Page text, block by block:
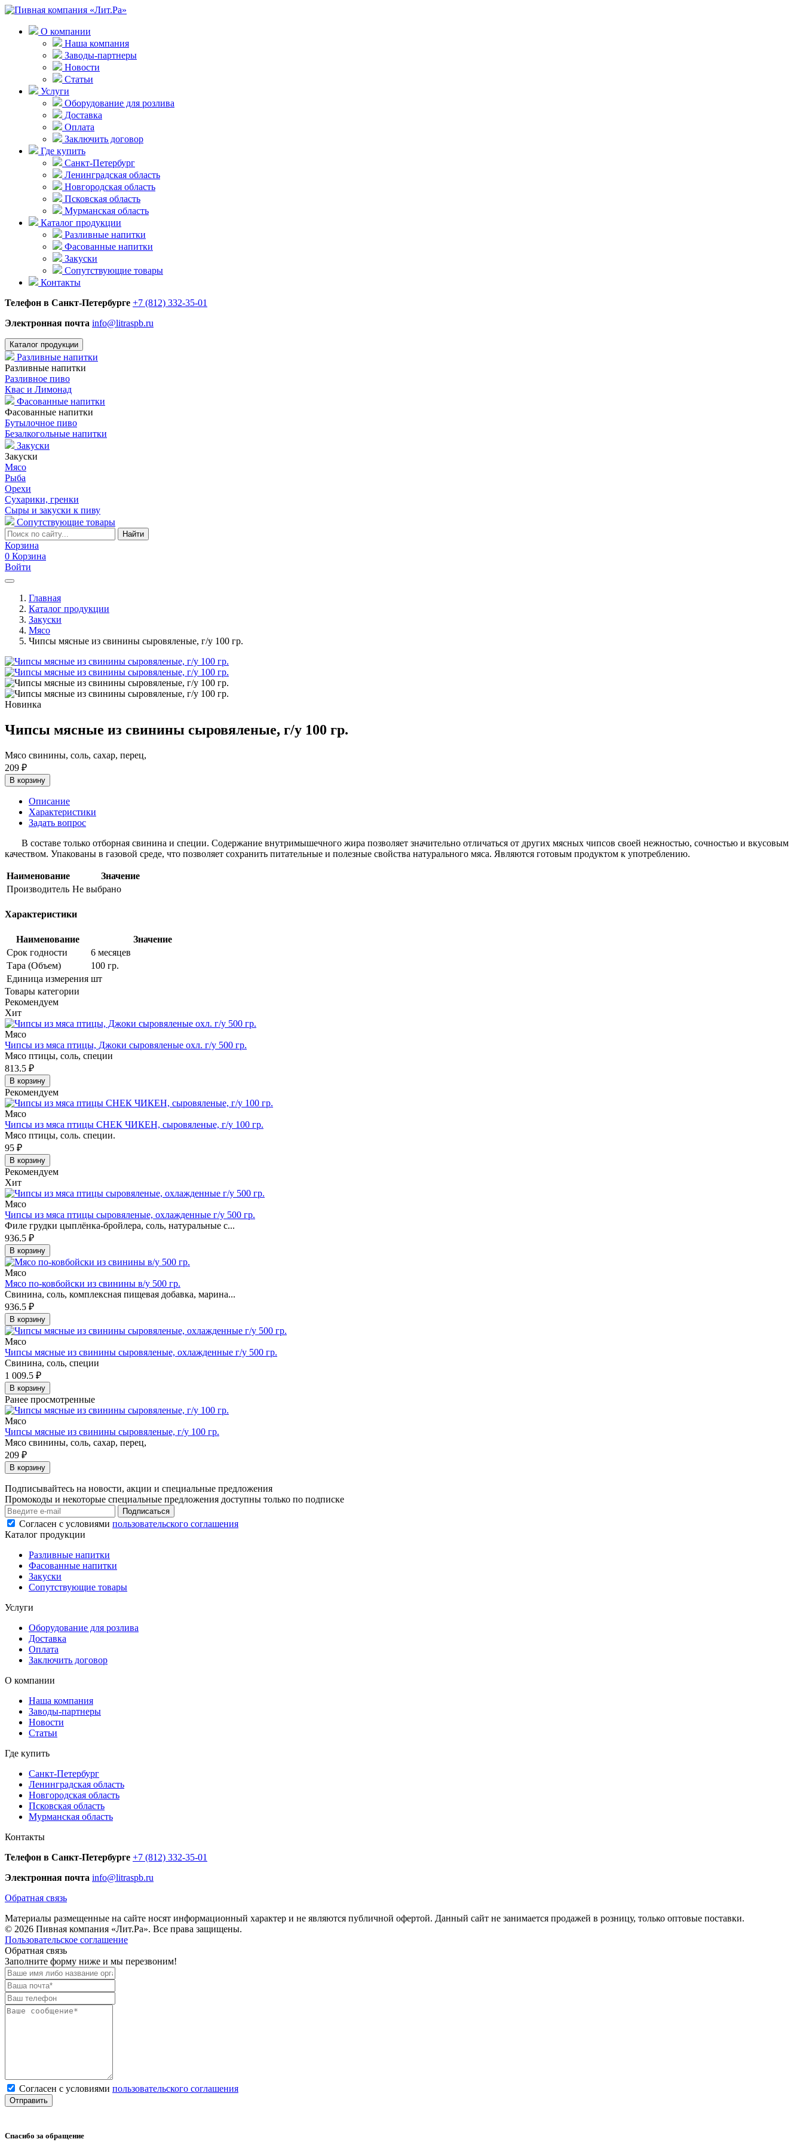
О компании
Наша компания
Заводы-партнеры
Новости
Статьи
Услуги
Оборудование для розлива
Доставка
Оплата
Заключить договор
Где купить
Санкт-Петербург
Ленинградская область
Новгородская область
Псковская область
Мурманская область
Каталог продукции
Разливные напитки
Фасованные напитки
Закуски
Сопутствующие товары
Контакты
Телефон в Санкт-Петербурге +7 (812) 332-35-01
Электронная почта info@litraspb.ru
Каталог продукции
Разливные напитки
Разливные напитки
Разливное пиво
Квас и Лимонад
Фасованные напитки
Фасованные напитки
Бутылочное пиво
Безалкогольные напитки
Закуски
Закуски
Мясо
Рыба
Орехи
Сухарики, гренки
Сыры и закуски к пиву
Сопутствующие товары
Найти
Корзина
0 Корзина
Войти
Главная
Каталог продукции
Закуски
Мясо
Чипсы мясные из свинины сыровяленые, г/у 100 гр.
Новинка
Чипсы мясные из свинины сыровяленые, г/у 100 гр.
Мясо свинины, соль, сахар, перец,
209 ₽
В корзину
Описание
Характеристики
Задать вопрос
В составе только отборная свинина и специи. Содержание внутримышечного жира позволяет значительно отличаться от других мясных чипсов своей нежностью, сочностью и вкусовым
качеством. Упакованы в газовой среде, что позволяет сохранить питательные и полезные свойства натурального мяса. Являются готовым продуктом к употреблению.
Наименование
Значение
Производитель Не выбрано
Характеристики
Наименование
Значение
Срок годности
6 месяцев
Тара (Объем)
100 гр.
Единица измерения шт
Товары категории
Рекомендуем
Хит
Мясо
Чипсы из мяса птицы, Джоки сыровяленые охл. г/у 500 гр.
Мясо птицы, соль, специи
813.5 ₽
В корзину
Рекомендуем
Мясо
Чипсы из мяса птицы СНЕК ЧИКЕН, сыровяленые, г/у 100 гр.
Мясо птицы, соль. специи.
95 ₽
В корзину
Рекомендуем
Хит
Мясо
Чипсы из мяса птицы сыровяленые, охлажденные г/у 500 гр.
Филе грудки цыплёнка-бройлера, соль, натуральные с...
936.5 ₽
В корзину
Мясо
Мясо по-ковбойски из свинины в/у 500 гр.
Свинина, соль, комплексная пищевая добавка, марина...
936.5 ₽
В корзину
Мясо
Чипсы мясные из свинины сыровяленые, охлажденные г/у 500 гр.
Свинина, соль, специи
1 009.5 ₽
В корзину
Ранее просмотренные
Мясо
Чипсы мясные из свинины сыровяленые, г/у 100 гр.
Мясо свинины, соль, сахар, перец,
209 ₽
В корзину
Подписывайтесь на новости, акции и специальные предложения
Промокоды и некоторые специальные предложения доступны только по подписке
Подписаться
Согласен с условиями пользовательского соглашения
Каталог продукции
Разливные напитки
Фасованные напитки
Закуски
Сопутствующие товары
Услуги
Оборудование для розлива
Доставка
Оплата
Заключить договор
О компании
Наша компания
Заводы-партнеры
Новости
Статьи
Где купить
Санкт-Петербург
Ленинградская область
Новгородская область
Псковская область
Мурманская область
Контакты
Телефон в Санкт-Петербурге +7 (812) 332-35-01
Электронная почта info@litraspb.ru
Обратная связь
Материалы размещенные на сайте носят информационный характер и не являются публичной офертой. Данный сайт не занимается продажей в розницу, только оптовые поставки.
© 2026 Пивная компания «Лит.Ра». Все права защищены.
Пользовательское соглашение
Обратная связь
Заполните форму ниже и мы перезвоним!
Согласен с условиями пользовательского соглашения
Спасибо за обращение